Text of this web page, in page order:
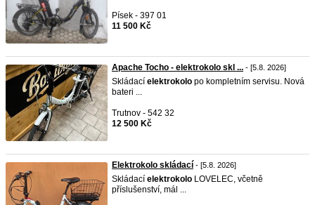
Písek - 397 01
11 500 Kč
Apache Tocho - elektrokolo skl ... - [5.8. 2026]
Skládací elektrokolo po kompletním servisu. Nová
bateri ...
Trutnov - 542 32
12 500 Kč
Elektrokolo skládací - [5.8. 2026]
Skládací elektrokolo LOVELEC, včetně
příslušenství, mál ...